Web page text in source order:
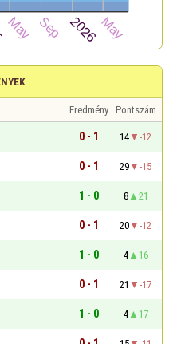
Eredmény Pontszám
0 - 1 14
-12
0 - 1 29
-15
1 - 0 8
21
0 - 1 20
-12
1 - 0 4
16
0 - 1 21
-17
1 - 0 4
17